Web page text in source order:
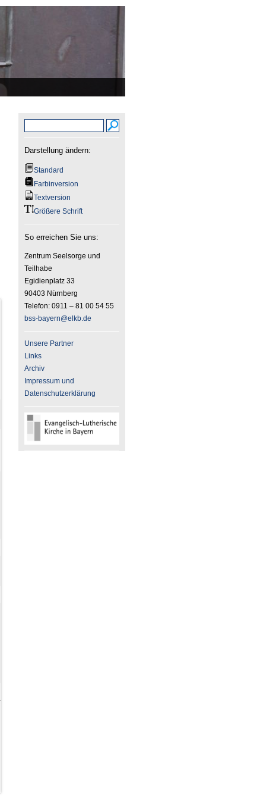
Darstellung ändern:
Standard
Farbinversion
Textversion
Größere Schrift
So erreichen Sie uns:
Zentrum Seelsorge und
Teilhabe
Egidienplatz 33
90403 Nürnberg
Telefon: 0911 – 81 00 54 55
bss-bayern@elkb.de
Unsere Partner
Links
Archiv
Impressum und
Datenschutzerklärung